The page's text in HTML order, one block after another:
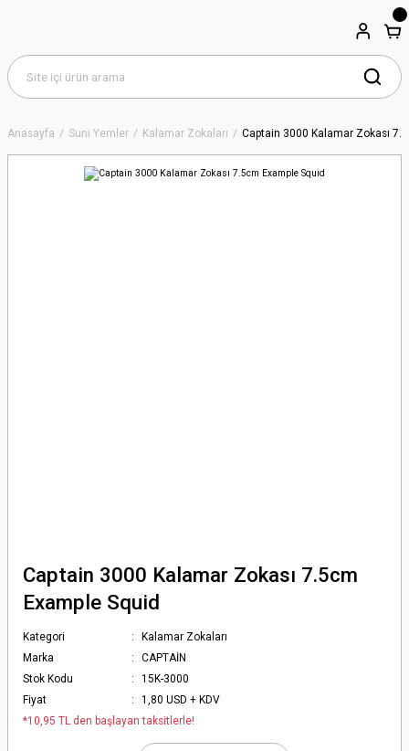
Anasayfa Suni Yemler Kalamar Zokaları Captain 3000 Kalamar Zokası
Captain 3000 Kalamar Zokası 7.5cm
Example Squid
Kategori
Kalamar Zokaları
Marka
CAPTAİN
Stok Kodu
15K-3000
Fiyat
1,80 USD + KDV
*10,95 TL den başlayan taksitlerle!